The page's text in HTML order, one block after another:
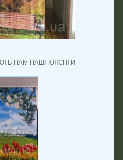
НАМ НАШІ КЛІЄНТИ